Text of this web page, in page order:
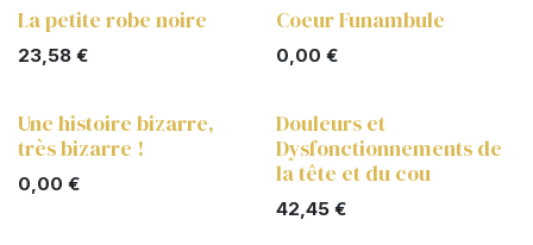
La petite robe noire
23,58 €
Coeur Funambule
0,00 €
Une histoire bizarre,
très bizarre !
0,00 €
Douleurs et
Dysfonctionnements de
la tête et du cou
42,45€